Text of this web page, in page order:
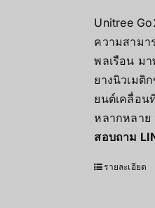
Unitree
ความสามา
พลเรือน ม
ยางนิวเมติ
ยนต์เคลื่อน
หลากหลาย
สอบถาม
รายละเอียด